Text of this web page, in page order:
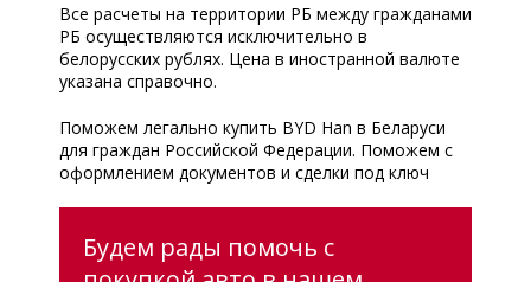
Все расчеты на территории РБ между гражданами
РБ осуществляются исключительно в
белорусских рублях. Цена в иностранной валюте
указана справочно.
Поможем легально купить BYD Han в Беларуси
для граждан Российской Федерации. Поможем с
оформлением документов и сделки под ключ
Будем рады помочь с